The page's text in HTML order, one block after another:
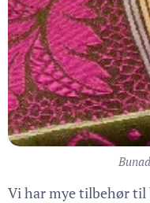
Vi har mye tilbehør til